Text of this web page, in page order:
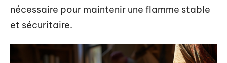
nécessaire pour maintenir une flamme stable
et sécuritaire.